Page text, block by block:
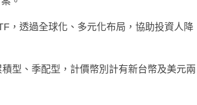
，透過全球化、多元化布局，協助投資人降
型、季配型，計價幣別計有新台幣及美元兩